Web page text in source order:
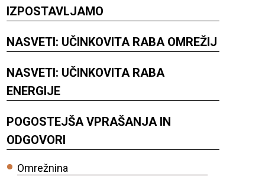
IZPOSTAVLJAMO
NASVETI: UČINKOVITA RABA OMREŽIJ
NASVETI: UČINKOVITA RABA
ENERGIJE
POGOSTEJŠA VPRAŠANJA IN
ODGOVORI
Omrežnina